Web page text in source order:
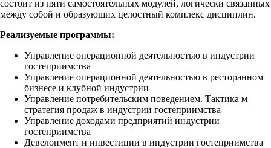
состоит из пяти самостоятельных модулей, логически связанных
между собой и образующих целостный комплекс дисциплин.
Реализуемые программы:
Управление операционной деятельностью в индустрии
гостеприимства
Управление операционной деятельностью в ресторанном
бизнесе и клубной индустрии
Управление потребительским поведением. Тактика м
стратегия продаж в индустрии гостеприимства
Управление доходами предприятий индустрии
гостеприимства
Девелопмент и инвестиции в индустрии гостеприимства